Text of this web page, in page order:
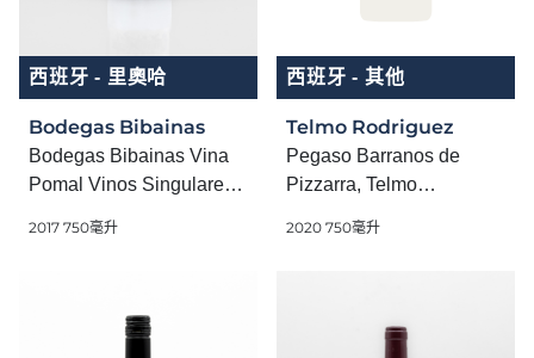
西班牙 - 里奧哈
Bodegas Bibainas
Bodegas Bibainas Vina
Pomal Vinos Singulares
2017 750毫升
西班牙 - 其他
Telmo Rodriguez
Pegaso Barranos de
Pizzarra, Telmo
2020 750毫升